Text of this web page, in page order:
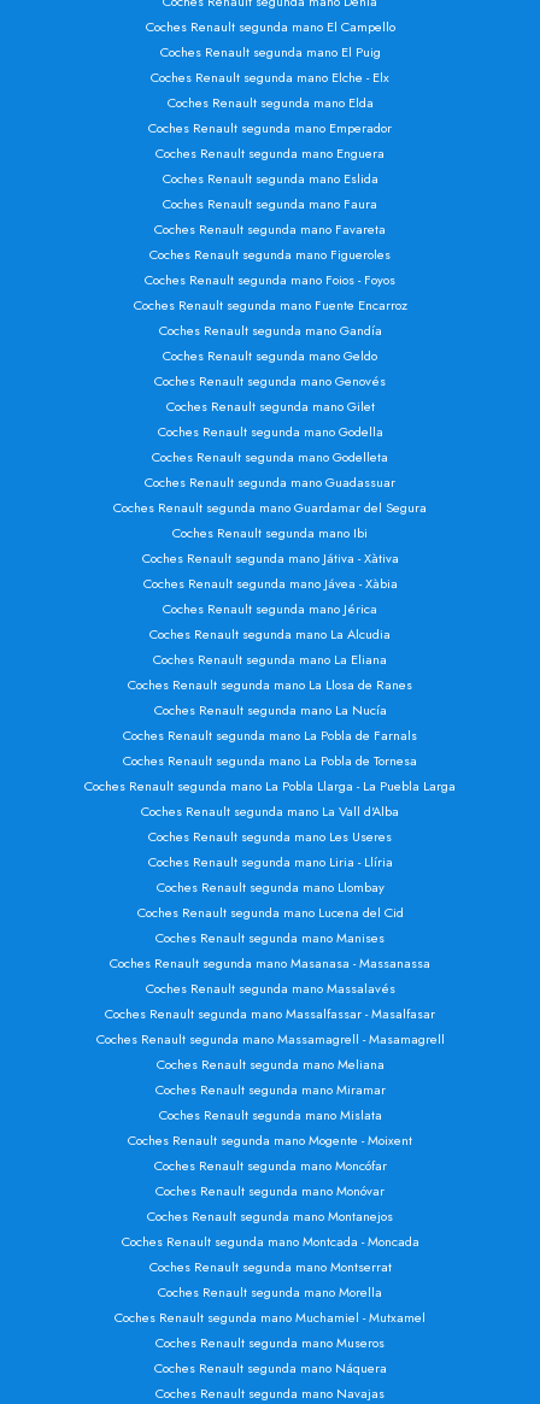
Coches Renault segunda mano El Campello
Coches Renault segunda mano El Puig
Coches Renault segunda mano Elche - Elx
Coches Renault segunda mano Elda
Coches Renault segunda mano Emperador
Coches Renault segunda mano Enguera
Coches Renault segunda mano Eslida
Coches Renault segunda mano Faura
Coches Renault segunda mano Favareta
Coches Renault segunda mano Figueroles
Coches Renault segunda mano Foios - Foyos
Coches Renault segunda mano Fuente Encarroz
Coches Renault segunda mano Gandía
Coches Renault segunda mano Geldo
Coches Renault segunda mano Genovés
Coches Renault segunda mano Gilet
Coches Renault segunda mano Godella
Coches Renault segunda mano Godelleta
Coches Renault segunda mano Guadassuar
Coches Renault segunda mano Guardamar del Segura
Coches Renault segunda mano Ibi
Coches Renault segunda mano Játiva - Xàtiva
Coches Renault segunda mano Jávea - Xàbia
Coches Renault segunda mano Jérica
Coches Renault segunda mano La Alcudia
Coches Renault segunda mano La Eliana
Coches Renault segunda mano La Llosa de Ranes
Coches Renault segunda mano La Nucía
Coches Renault segunda mano La Pobla de Farnals
Coches Renault segunda mano La Pobla de Tornesa
Coches Renault segunda mano La Pobla Llarga - La Puebla Larga
Coches Renault segunda mano La Vall d'Alba
Coches Renault segunda mano Les Useres
Coches Renault segunda mano Liria - Llíria
Coches Renault segunda mano Llombay
Coches Renault segunda mano Lucena del Cid
Coches Renault segunda mano Manises
Coches Renault segunda mano Masanasa - Massanassa
Coches Renault segunda mano Massalavés
Coches Renault segunda mano Massalfassar - Masalfasar
Coches Renault segunda mano Massamagrell - Masamagrell
Coches Renault segunda mano Meliana
Coches Renault segunda mano Miramar
Coches Renault segunda mano Mislata
Coches Renault segunda mano Mogente - Moixent
Coches Renault segunda mano Moncófar
Coches Renault segunda mano Monóvar
Coches Renault segunda mano Montanejos
Coches Renault segunda mano Montcada - Moncada
Coches Renault segunda mano Montserrat
Coches Renault segunda mano Morella
Coches Renault segunda mano Muchamiel - Mutxamel
Coches Renault segunda mano Museros
Coches Renault segunda mano Náquera
Coches Renault segunda mano Navajas